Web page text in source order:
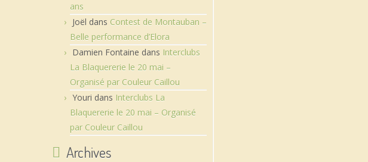
ans
Joël dans Contest de Montauban –
Belle performance d’Elora
Damien Fontaine dans Interclubs
La Blaquererie le 20 mai –
Organisé par Couleur Caillou
Youri dans Interclubs La
Blaquererie le 20 mai – Organisé
par Couleur Caillou
Archives